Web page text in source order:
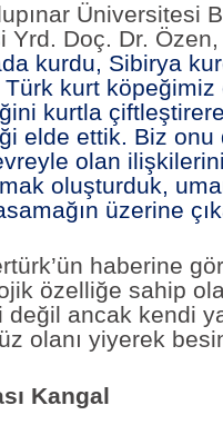
Üniversitesi
Yrd. Doç. Dr. Özen,
kurdu, Sibirya
kurt
kurtla
elde ettik. Biz onu
olan
oluşturduk,
üzerine
haberine
özelliğe sahip
değil ancak kendi
olanı yiyerek
Kangal